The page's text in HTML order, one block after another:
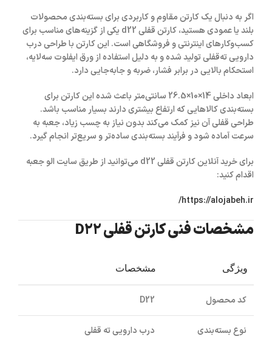
اگر به دنبال یک کارتن مقاوم و کاربردی برای بسته‌بندی محصولات
بلند یا عمودی هستید،کارتن قفلی d22
یکی از گزینه‌های مناسب برای
کسب‌وکارهای اینترنتی و فروشگاهی است. این کارتن با طراحیدرب
دارویی ته‌قفلیتولید شده و به دلیل استفاده از ورق ایفلوت سه‌لایه،
استحکام بالایی در برابر فشار، ضربه و جابه‌جایی دارد.
ابعاد داخلی14×10×26.5 سانتی‌متر
باعث شده این کارتن برای
بسته‌بندی کالاهایی که ارتفاع بیشتری دارند بسیار مناسب باشد.
طراحی قفلی آن نیز کمک می‌کند بدون نیاز به چسب زیاد، جعبه به
سرعت آماده شود و فرآیند بسته‌بندی ساده‌تر و سریع‌تر انجام گیرد.
برای خرید آنلاینکارتن قفلی d22 می‌توانید از طریق سایت الو جعبه
اقدام کنید:
https://alojabeh.ir/
مشخصات فنی کارتن قفلی D22
ویژگی مشخصات
کد محصول D22
نوع بسته‌بندی درب دارویی ته قفلی